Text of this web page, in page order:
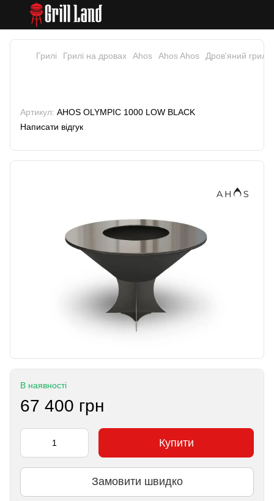
Грилі Грилі на дровах Ahos Ahos Ahos Дров'яний
Артикул: AHOS OLYMPIC 1000 LOW BLACK
Написати відгук
В наявності
67 400 грн
Купити
Замовити швидко